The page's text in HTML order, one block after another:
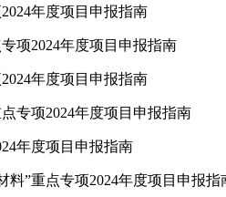
年度项目申报指南
项2024年度项目申报指南
年度项目申报指南
专项2024年度项目申报指南
年度项目申报指南
料”重点专项2024年度项目申报指